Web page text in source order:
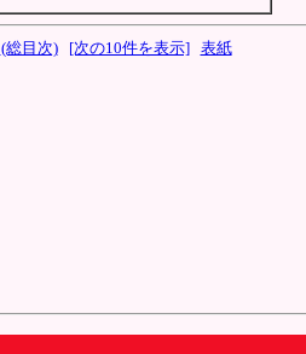
(総目次) [次の10件を表示] 表紙